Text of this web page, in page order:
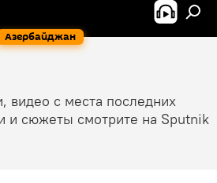
Азербайджан
видео с места последних
и сюжеты смотрите на Sputnik